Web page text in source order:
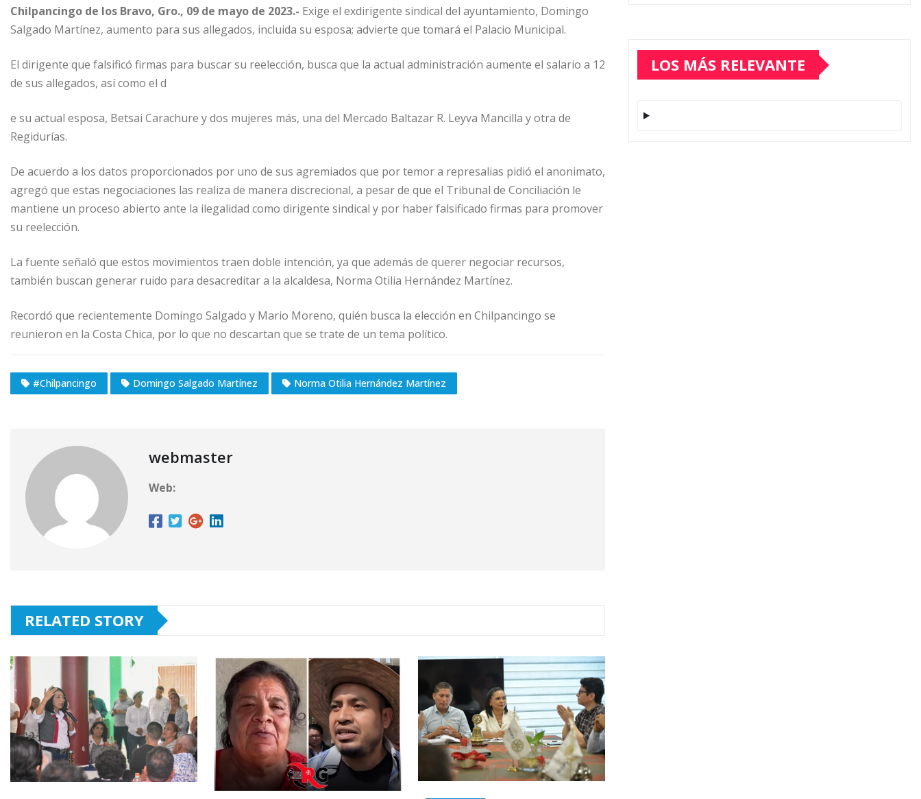
Chilpancingo de los Bravo, Gro., 09 de mayo de 2023.- Exige el exdirigente sindical del ayuntamiento, Domingo
Salgado Martínez, aumento para sus allegados, incluida su esposa; advierte que tomará el Palacio Municipal.
El dirigente que falsificó firmas para buscar su reelección, busca que la actual administración aumente el salario a 12
de sus allegados, así como el d
e su actual esposa, Betsai Carachure y dos mujeres más, una del Mercado Baltazar R. Leyva Mancilla y otra de
Regidurías.
De acuerdo a los datos proporcionados por uno de sus agremiados que por temor a represalias pidió el anonimato,
agregó que estas negociaciones las realiza de manera discrecional, a pesar de que el Tribunal de Conciliación le
mantiene un proceso abierto ante la ilegalidad como dirigente sindical y por haber falsificado firmas para promover
su reelección.
La fuente señaló que estos movimientos traen doble intención, ya que además de querer negociar recursos,
también buscan generar ruido para desacreditar a la alcaldesa, Norma Otilia Hernández Martínez.
Recordó que recientemente Domingo Salgado y Mario Moreno, quién busca la elección en Chilpancingo se
reunieron en la Costa Chica, por lo que no descartan que se trate de un tema político.
#Chilpancingo Domingo Salgado Martínez Norma Otilia Hernández Martínez
webmaster
Web:
RELATED STORY
LOS MÁS RELEVANTE